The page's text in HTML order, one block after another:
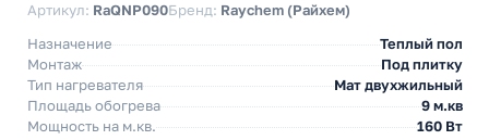
Артикул: RaQNP090Бренд: Raychem (Райхем)
Назначение
Теплый пол
Монтаж
Под плитку
Тип нагревателя
Мат двухжильный
Площадь обогрева
9 м.кв
Мощность на м.кв.
160 Вт